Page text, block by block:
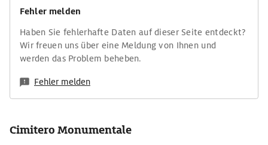
Fehler melden
Haben Sie fehlerhafte Daten auf dieser Seite entdeckt?
Wir freuen uns über eine Meldung von Ihnen und
werden das Problem beheben.
Fehler melden
Cimitero Monumentale